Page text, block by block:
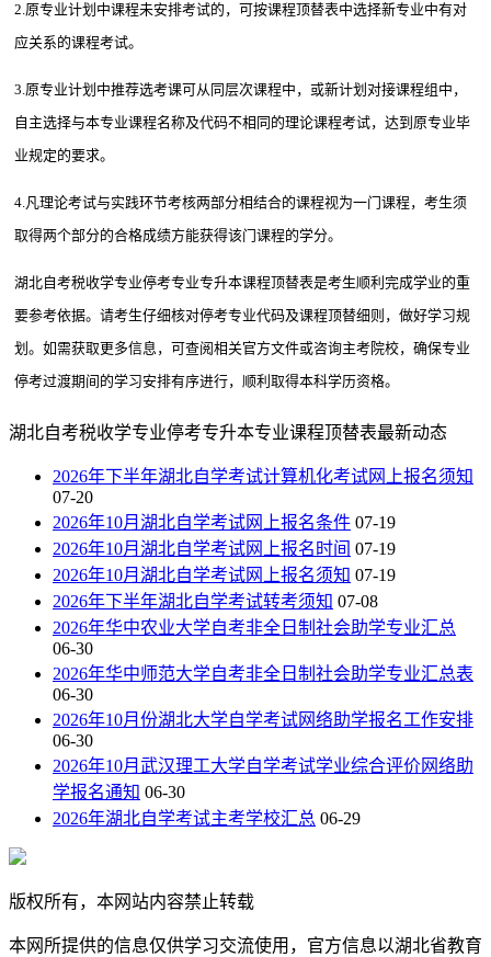
2.原专业计划中课程未安排考试的，可按课程顶替表中选择新专业中有对
应关系的课程考试。
3.原专业计划中推荐选考课可从同层次课程中，或新计划对接课程组中，
自主选择与本专业课程名称及代码不相同的理论课程考试，达到原专业毕
业规定的要求。
4.凡理论考试与实践环节考核两部分相结合的课程视为一门课程，考生须
取得两个部分的合格成绩方能获得该门课程的学分。
湖北自考税收学专业停考专业专升本课程顶替表是考生顺利完成学业的重
要参考依据。请考生仔细核对停考专业代码及课程顶替细则，做好学习规
划。如需获取更多信息，可查阅相关官方文件或咨询主考院校，确保专业
停考过渡期间的学习安排有序进行，顺利取得本科学历资格。
湖北自考税收学专业停考专升本专业课程顶替表最新动态
2026年下半年湖北自学考试计算机化考试网上报名须知
07-20
2026年10月湖北自学考试网上报名条件 07-19
2026年10月湖北自学考试网上报名时间 07-19
2026年10月湖北自学考试网上报名须知 07-19
2026年下半年湖北自学考试转考须知 07-08
2026年华中农业大学自考非全日制社会助学专业汇总
06-30
2026年华中师范大学自考非全日制社会助学专业汇总表
06-30
2026年10月份湖北大学自学考试网络助学报名工作安排
06-30
2026年10月武汉理工大学自学考试学业综合评价网络助
学报名通知 06-30
2026年湖北自学考试主考学校汇总 06-29
版权所有，本网站内容禁止转载
本网所提供的信息仅供学习交流使用，官方信息以湖北省教育